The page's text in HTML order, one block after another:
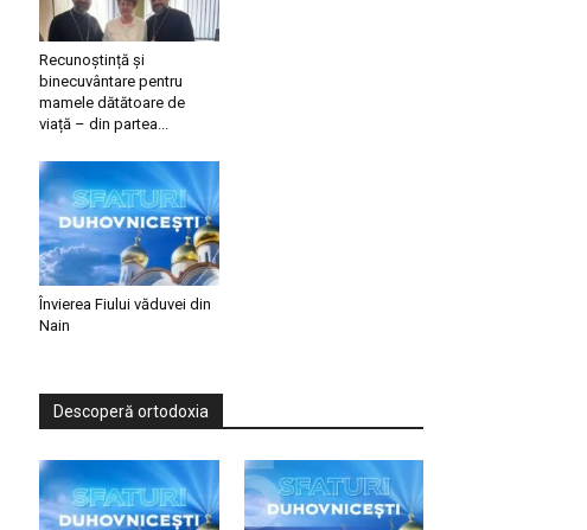
Recunoștință și
binecuvântare pentru
mamele dătătoare de
viață – din partea...
Învierea Fiului văduvei din
Nain
Descoperă ortodoxia